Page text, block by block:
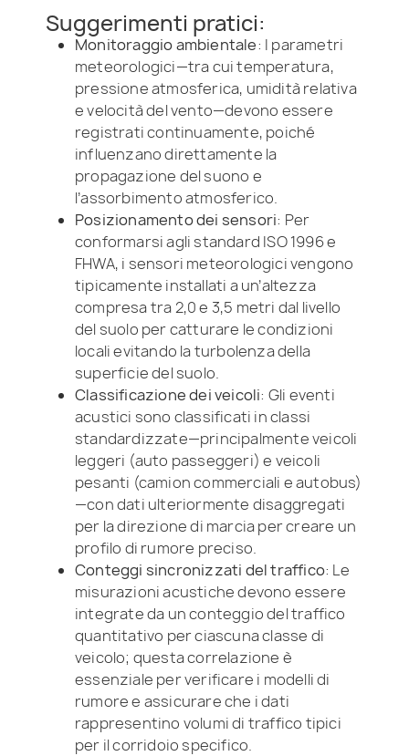
Suggerimenti pratici:
Monitoraggio ambientale: I parametri
meteorologici—tra cui temperatura,
pressione atmosferica, umidità relativa
e velocità del vento—devono essere
registrati continuamente, poiché
influenzano direttamente la
propagazione del suono e
l’assorbimento atmosferico.
Posizionamento dei sensori: Per
conformarsi agli standard ISO 1996 e
FHWA, i sensori meteorologici vengono
tipicamente installati a un’altezza
compresa tra 2,0 e 3,5 metri dal livello
del suolo per catturare le condizioni
locali evitando la turbolenza della
superficie del suolo.
Classificazione dei veicoli: Gli eventi
acustici sono classificati in classi
standardizzate—principalmente veicoli
leggeri (auto passeggeri) e veicoli
pesanti (camion commerciali e autobus)
—con dati ulteriormente disaggregati
per la direzione di marcia per creare un
profilo di rumore preciso.
Conteggi sincronizzati del traffico: Le
misurazioni acustiche devono essere
integrate da un conteggio del traffico
quantitativo per ciascuna classe di
veicolo; questa correlazione è
essenziale per verificare i modelli di
rumore e assicurare che i dati
rappresentino volumi di traffico tipici
per il corridoio specifico.